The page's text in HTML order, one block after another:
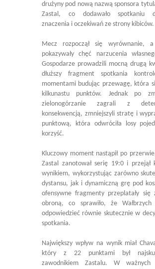
drużyny pod nową nazwą sponsora
Zastal, co dodawało spotkaniu
znaczenia i oczekiwań ze strony kibiców.
Mecz rozpoczął się wyrównanie,
pokazywały chęć narzucenia
Gospodarze prowadzili mocną drugą
dłuższy fragment spotkania
momentami budując przewagę, która
kilkunastu punktów. Jednak po
zielonogórzanie zagrali z
konsekwencją, zmniejszyli stratę i
punktową, która odwróciła losy
korzyść.
Kluczowy moment nastąpił po
Zastal zanotował serię 19:0 i przejął
wynikiem, wykorzystując zarówno
dystansu, jak i dynamiczną grę pod
ofensywne fragmenty przeplatały się
obroną, co sprawiło, że
odpowiedzieć równie skutecznie w
spotkania.
Największy wpływ na wynik miał
który z 22 punktami był
zawodnikiem Zastalu. W ważnych